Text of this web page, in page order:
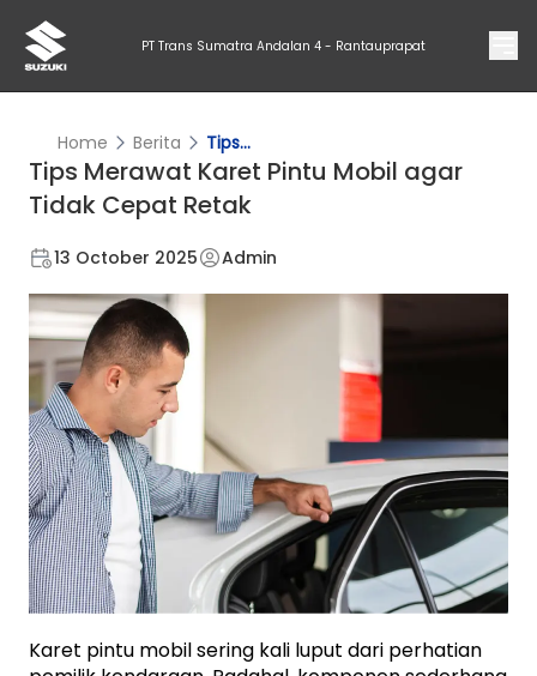
PT Trans Sumatra Andalan 4 - Rantauprapat
Home Berita Tips...
Tips Merawat Karet Pintu Mobil agar
Tidak Cepat Retak
13 October 2025 Admin
Karet pintu mobil sering kali luput dari perhatian